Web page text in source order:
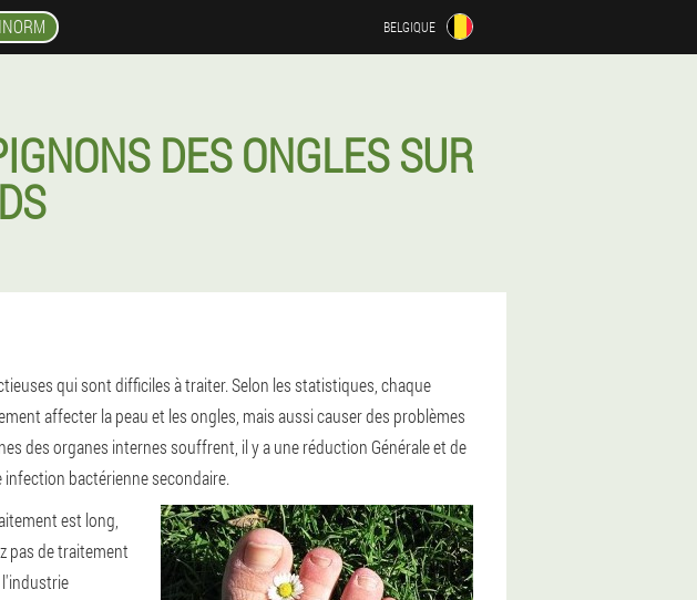
BELGIQUE
DES ONGLES SUR
qui sont difficiles à traiter. Selon les statistiques, chaque
affecter la peau et les ongles, mais aussi causer des problèmes
des organes internes souffrent, il y a une réduction Générale et de
bactérienne secondaire.
est long,
pas de traitement
l'industrie